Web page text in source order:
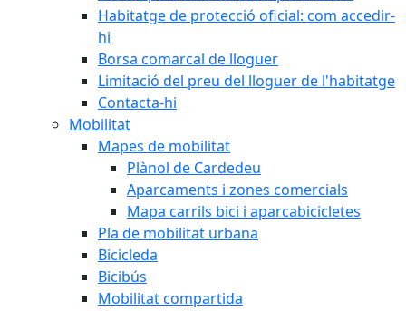
Habitatge de protecció oficial: com accedir-
hi
Borsa comarcal de lloguer
Limitació del preu del lloguer de l'habitatge
Contacta-hi
Mobilitat
Mapes de mobilitat
Plànol de Cardedeu
Aparcaments i zones comercials
Mapa carrils bici i aparcabicicletes
Pla de mobilitat urbana
Bicicleda
Bicibús
Mobilitat compartida